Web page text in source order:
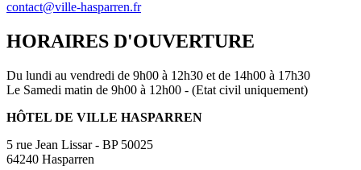
contact@ville-hasparren.fr
HORAIRES D'OUVERTURE
Du lundi au vendredi de 9h00 à 12h30 et de 14h00 à 17h30
Le Samedi matin de 9h00 à 12h00 - (Etat civil uniquement)
HÔTEL DE VILLE HASPARREN
5 rue Jean Lissar - BP 50025
64240 Hasparren